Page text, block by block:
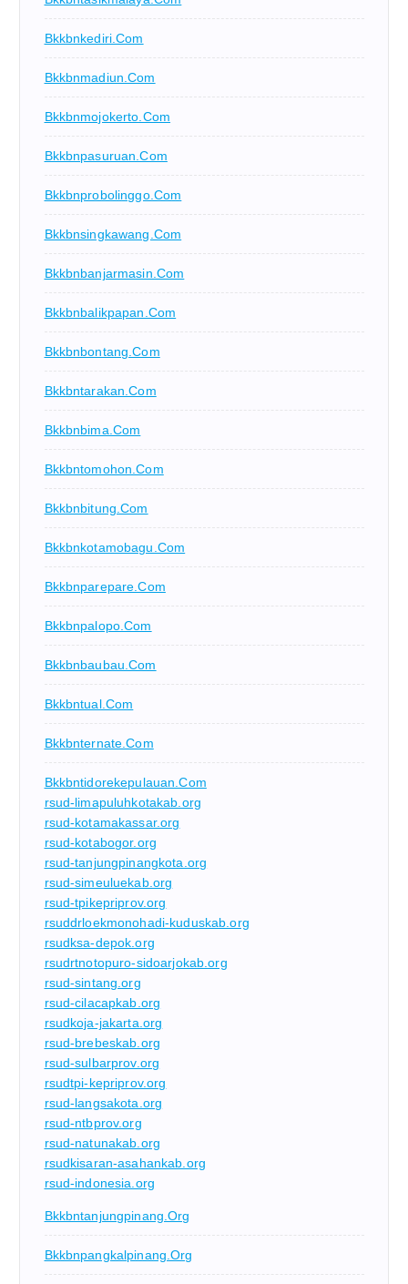
Bkkbnkediri.com
Bkkbnmadiun.com
Bkkbnmojokerto.com
Bkkbnpasuruan.com
Bkkbnprobolinggo.com
Bkkbnsingkawang.com
Bkkbnbanjarmasin.com
Bkkbnbalikpapan.com
Bkkbnbontang.com
Bkkbntarakan.com
Bkkbnbima.com
Bkkbntomohon.com
Bkkbnbitung.com
Bkkbnkotamobagu.com
Bkkbnparepare.com
Bkkbnpalopo.com
Bkkbnbaubau.com
Bkkbntual.com
Bkkbnternate.com
Bkkbntidorekepulauan.com
rsud-limapuluhkotakab.org
rsud-kotamakassar.org
rsud-kotabogor.org
rsud-tanjungpinangkota.org
rsud-simeuluekab.org
rsud-tpikepriprov.org
rsuddrloekmonohadi-kuduskab.org
rsudksa-depok.org
rsudrtnotopuro-sidoarjokab.org
rsud-sintang.org
rsud-cilacapkab.org
rsudkoja-jakarta.org
rsud-brebeskab.org
rsud-sulbarprov.org
rsudtpi-kepriprov.org
rsud-langsakota.org
rsud-ntbprov.org
rsud-natunakab.org
rsudkisaran-asahankab.org
rsud-indonesia.org
Bkkbntanjungpinang.org
Bkkbnpangkalpinang.org